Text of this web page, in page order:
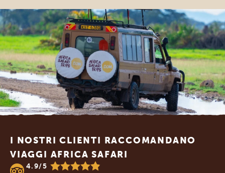
Footer
I NOSTRI CLIENTI RACCOMANDANO
VIAGGI AFRICA SAFARI
4.9/5